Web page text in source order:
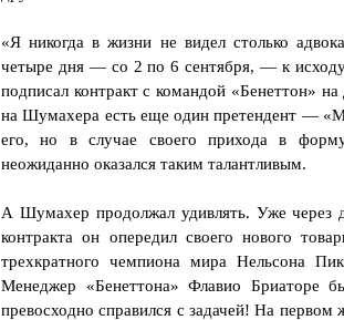
«Я никогда в жизни не видел столько
четыре дня — со 2 по 6 сентября, — к
подписал контракт с командой «Бенеттон»
на Шумахера есть еще один претендент —
его, но в случае своего прихода в
неожиданно оказался таким талантливым.
А Шумахер продолжал удивлять. Уже через
контракта он опередил своего нового
трехкратного чемпиона мира Нельсона
Менеджер «Бенеттона» Флавио Бриаторе
превосходно справился с задачей! На первом